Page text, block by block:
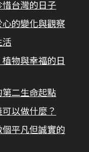
台灣的日子
的變化與觀察
活
物與幸福的日
二生命起點
以做什麼？
平凡但誠實的